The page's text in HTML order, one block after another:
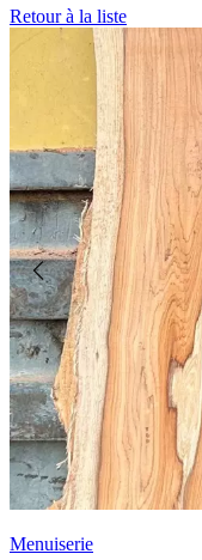
Retour à la liste
Menuiserie